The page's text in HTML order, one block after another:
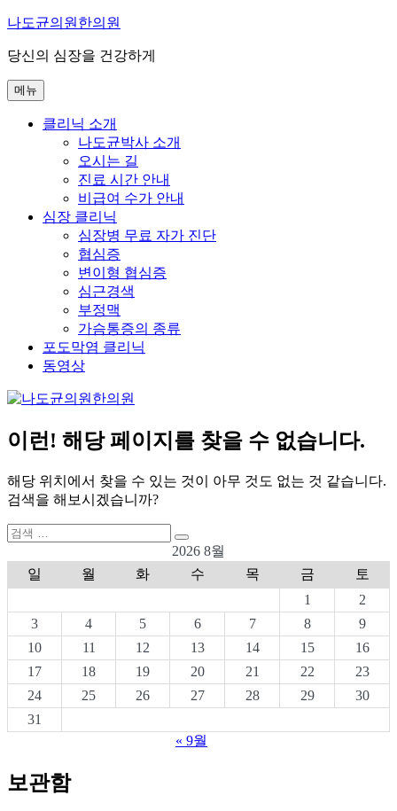
콘
츠
로
바
나도균의원한의원
당신의 심장을 건강하게
메뉴
클리닉 소개
나도균박사 소개
오시는 길
진료 시간 안내
비급여 수가 안내
심장 클리닉
심장병 무료 자가 진단
협심증
변이형 협심증
심근경색
부정맥
가슴통증의 종류
포도막염 클리닉
동영상
이런! 해당 페이지를 찾을 수 없습니다.
해당 위치에서 찾을 수 있는 것이 아무 것도 없는 것 같습니다.
검색을 해보시겠습니까?
검
검
색
2026 8월
일
월 화 수 목 금
토
1
2
3
4 5 6 7 8
9
10
11 12 13 14 15
16
17
18 19 20 21 22
23
24
25 26 27 28 29
30
31
« 9월
보관함